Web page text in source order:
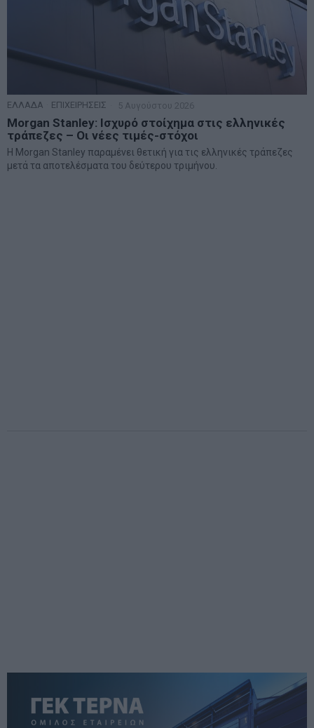
ΕΛΛΑΔΑ ΕΠΙΧΕΙΡΗΣΕΙΣ 5 Αυγούστου 2026
Morgan Stanley: Ισχυρό στοίχημα στις ελληνικές
τράπεζες – Οι νέες τιμές-στόχοι
Η Morgan Stanley παραμένει θετική για τις ελληνικές τράπεζες
μετά τα αποτελέσματα του δεύτερου τριμήνου.